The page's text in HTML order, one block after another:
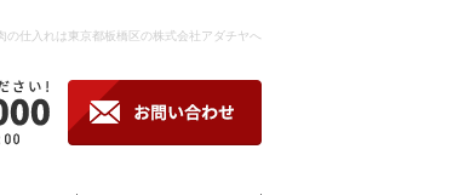
仕入れは東京都板橋区の株式会社アダチヤへ